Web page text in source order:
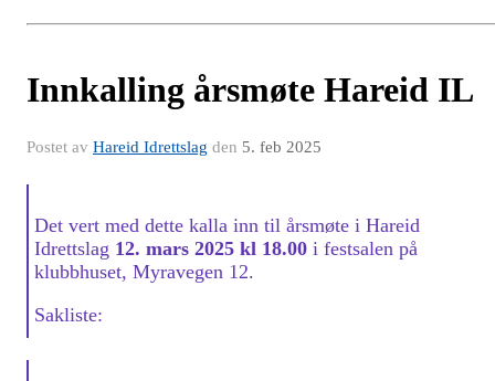
Innkalling årsmøte Hareid IL
Postet av Hareid Idrettslag den 5. feb 2025
Det vert med dette kalla inn til årsmøte i Hareid
Idrettslag 12. mars 2025 kl 18.00 i festsalen på
klubbhuset, Myravegen 12.
Sakliste: